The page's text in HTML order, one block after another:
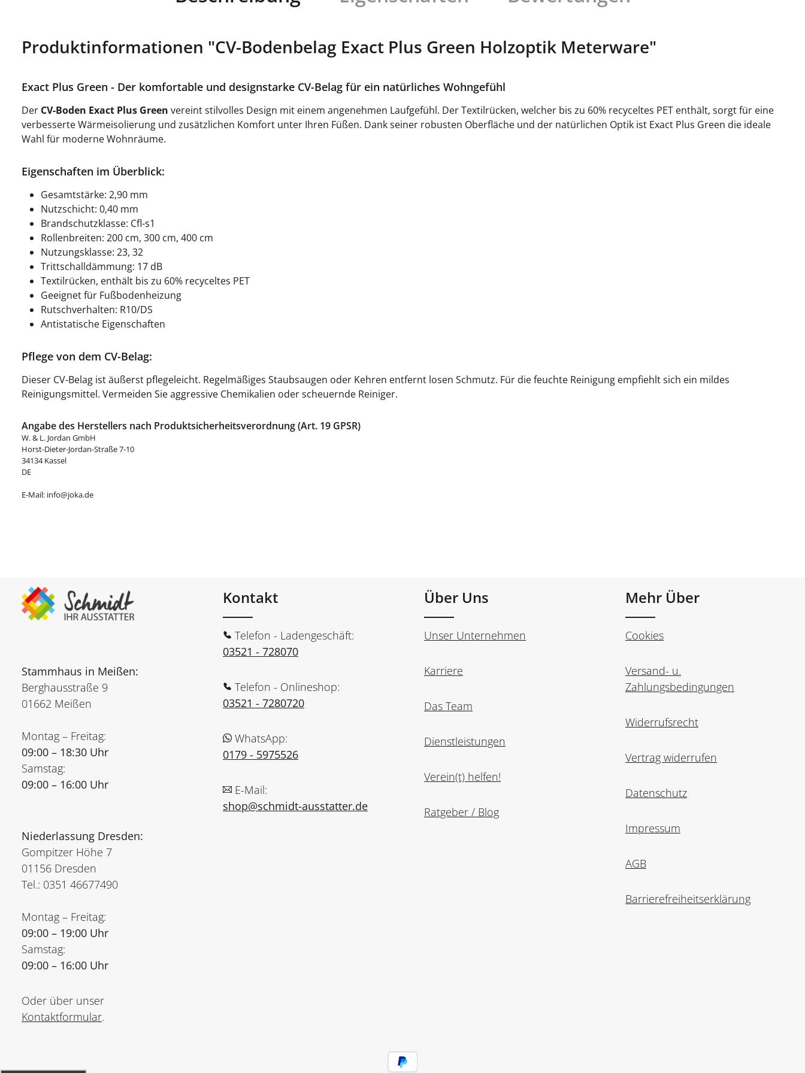
Produktinformationen "CV-Bodenbelag Exact Plus Green Holzoptik Meterware"
Exact Plus Green - Der komfortable und designstarke CV-Belag für ein natürliches Wohngefühl
Der CV-Boden Exact Plus Green vereint stilvolles Design mit einem angenehmen Laufgefühl. Der Textilrücken, welcher bis zu 60% recyceltes PET enthält, sorgt für eine
verbesserte Wärmeisolierung und zusätzlichen Komfort unter Ihren Füßen. Dank seiner robusten Oberfläche und der natürlichen Optik ist Exact Plus Green die ideale
Wahl für moderne Wohnräume.
Eigenschaften im Überblick:
Gesamtstärke: 2,90 mm
Nutzschicht: 0,40 mm
Brandschutzklasse: Cfl-s1
Rollenbreiten: 200 cm, 300 cm, 400 cm
Nutzungsklasse: 23, 32
Trittschalldämmung: 17 dB
Textilrücken, enthält bis zu 60% recyceltes PET
Geeignet für Fußbodenheizung
Rutschverhalten: R10/DS
Antistatische Eigenschaften
Pflege von dem CV-Belag:
Dieser CV-Belag ist äußerst pflegeleicht. Regelmäßiges Staubsaugen oder Kehren entfernt losen Schmutz. Für die feuchte Reinigung empfiehlt sich ein mildes
Reinigungsmittel. Vermeiden Sie aggressive Chemikalien oder scheuernde Reiniger.
Angabe des Herstellers nach Produktsicherheitsverordnung (Art. 19 GPSR)
W. & L. Jordan GmbH
Horst-Dieter-Jordan-Straße 7-10
34134 Kassel
DE
E-Mail: info@joka.de
Stammhaus in Meißen:
Berghausstraße 9
01662 Meißen
Montag – Freitag:
09:00 – 18:30 Uhr
Samstag:
09:00 – 16:00 Uhr
Niederlassung Dresden:
Gompitzer Höhe 7
01156 Dresden
Tel.: 0351 46677490
Montag – Freitag:
09:00 – 19:00 Uhr
Samstag:
09:00 – 16:00 Uhr
Oder über unser
Kontaktformular.
Kontakt
Telefon - Ladengeschäft:
03521 - 728070
Telefon - Onlineshop:
03521 - 7280720
WhatsApp:
0179 - 5975526
E-Mail:
shop@schmidt-ausstatter.de
Über Uns
Unser Unternehmen
Karriere
Das Team
Dienstleistungen
Verein(t) helfen!
Ratgeber / Blog
Mehr Über
Cookies
Versand- u.
Zahlungsbedingungen
Widerrufsrecht
Vertrag widerrufen
Datenschutz
Impressum
AGB
Barrierefreiheitserklärung